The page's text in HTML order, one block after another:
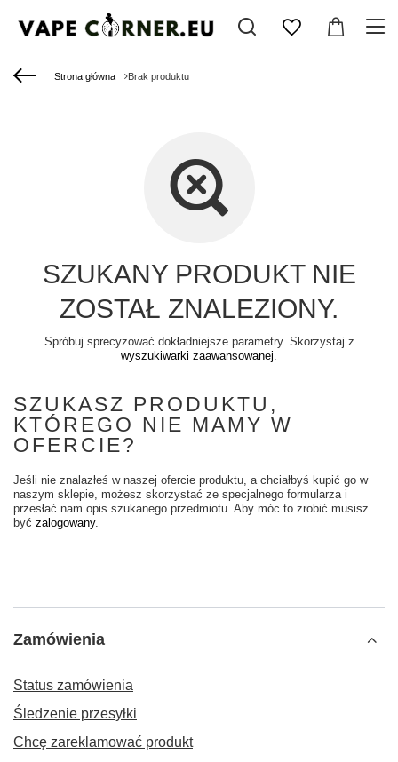
Strona główna Brak produktu
SZUKANY PRODUKT NIE
ZOSTAŁ ZNALEZIONY.
Spróbuj sprecyzować dokładniejsze parametry. Skorzystaj z
wyszukiwarki zaawansowanej.
SZUKASZ PRODUKTU,
KTÓREGO NIE MAMY W
OFERCIE?
Jeśli nie znalazłeś w naszej ofercie produktu, a chciałbyś kupić go w
naszym sklepie, możesz skorzystać ze specjalnego formularza i
przesłać nam opis szukanego przedmiotu. Aby móc to zrobić musisz
być zalogowany.
Zamówienia
Status zamówienia
Śledzenie przesyłki
Chcę zareklamować produkt